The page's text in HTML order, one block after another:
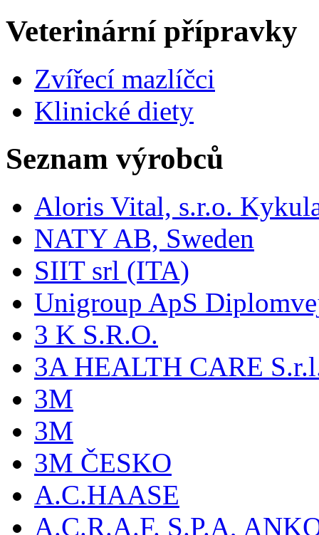
Veterinární přípravky
Zvířecí mazlíčci
Klinické diety
Seznam výrobců
Aloris Vital, s.r.o.
NATY AB, Sweden
SIIT srl (ITA)
Unigroup ApS
3 K S.R.O.
3A HEALTH CARE
3M
3M
3M ČESKO
A.C.HAASE
A.C.R.A.F. S.P.A,